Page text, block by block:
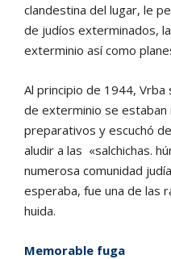
clandestina del lugar, le
de judíos exterminados,
exterminio así como
Al principio de 1944,
de exterminio se estaban
preparativos y escuchó
aludir a las «salchichas.
numerosa comunidad
esperaba, fue una de las
huida.
Memorable fuga